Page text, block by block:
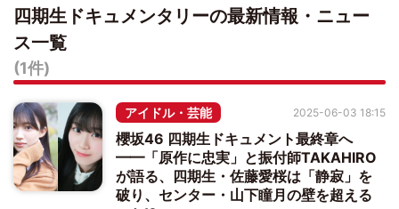
四期生ドキュメンタリーの最新情報・ニュー
ス一覧
(1件)
アイドル・芸能
櫻坂46 四期生ドキュメント最終章へ
━━「原作に忠実」と振付師TAKAHIRO
が語る、四期生・佐藤愛桜は「静寂」を
破り、センター・山下瞳月の壁を超える
2025-06-03 18:15